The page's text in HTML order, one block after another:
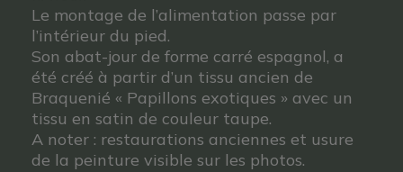
Le montage de l’alimentation passe par
l’intérieur du pied.
Son abat-jour de forme carré espagnol, a
été créé à partir d’un tissu ancien de
Braquenié « Papillons exotiques » avec un
tissu en satin de couleur taupe.
A noter : restaurations anciennes et usure
de la peinture visible sur les photos.